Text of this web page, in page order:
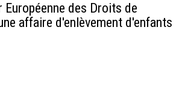
Européenne des Droits de
affaire d'enlèvement d'enfants